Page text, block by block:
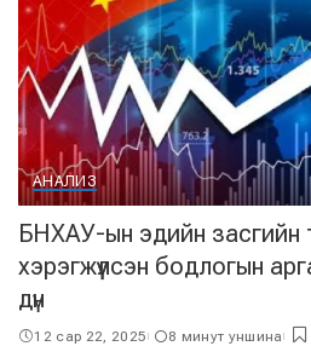
АНАЛИЗ
БНХАУ-ын эдийн засгийн
хэрэгжүүлсэн бодлогын
дүн
12 сар 22, 2025 8 минут уншина